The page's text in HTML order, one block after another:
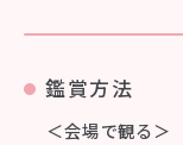
鑑賞方法
＜会場で観る＞